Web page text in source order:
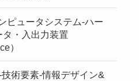
ピュータシステム-ハー
タ・入出力装置
）
術要素-情報デザイン&